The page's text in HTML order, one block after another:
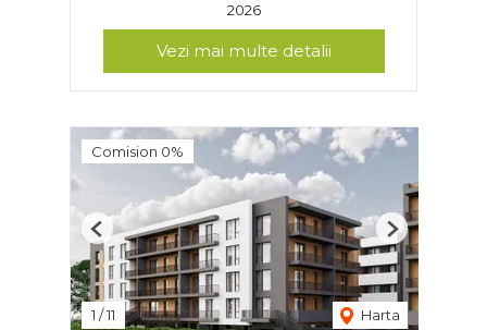
2026
Vezi mai multe detalii
Comision 0%
1 /11 Harta
Previous Next